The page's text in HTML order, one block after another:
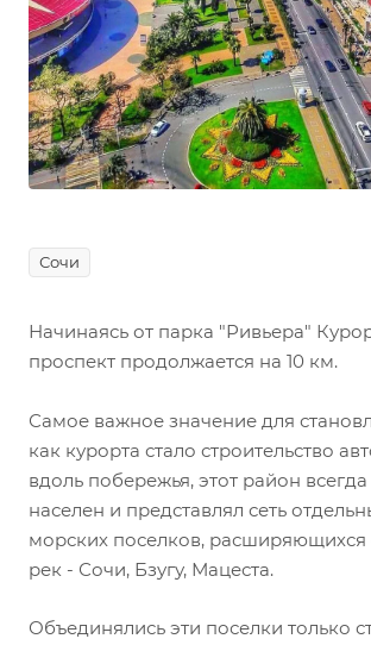
Сочи
Начинаясь от парка "Ривьера"
проспект продолжается на 10 км.
Самое важное значение для
как курорта стало строительство
вдоль побережья, этот район всегда
населен и представлял сеть
морских поселков, расширяющихся
рек - Сочи, Бзугу, Мацеста.
Объединялись эти поселки только